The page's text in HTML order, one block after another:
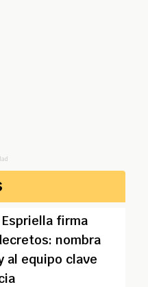
firma
nombra
al equipo clave